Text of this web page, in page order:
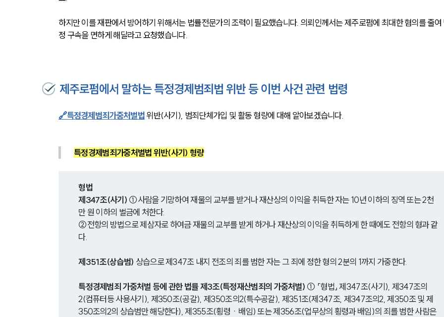
하지만 이를 재판에서 방어하기 위해서는 법률전문가의 조력이 필요했습니다. 의뢰인께서는 제주로펌에 최대한 혐의를 줄여
정 구속을 면하게 해달라고 요청했습니다.
제주로펌에서 말하는 특정경제범죄법 위반 등 이번 사건 관련 법령
🔗특정경제범죄가중처벌법 위반(사기), 범죄단체가입 및 활동 형량에 대해 알아보겠습니다.
특정경제범죄가중처벌법 위반(사기) 형량
형법
제347조(사기) ①사람을 기망하여 재물의 교부를 받거나 재산상의 이익을 취득한 자는 10년 이하의 징역 또는 2천
만 원 이하의 벌금에 처한다.
②전항의 방법으로 제삼자로 하여금 재물의 교부를 받게 하거나 재산상의 이익을 취득하게 한 때에도 전항의 형과 같
다.
제351조(상습범) 상습으로 제347조 내지 전조의 죄를 범한 자는 그 죄에 정한 형의 2분의 1까지 가중한다.
특정경제범죄 가중처벌 등에 관한 법률 제3조(특정재산범죄의 가중처벌) ① 「형법」 제347조(사기), 제347조의
2(컴퓨터등 사용사기), 제350조(공갈), 제350조의2(특수공갈), 제351조(제347조, 제347조의2, 제350조 및 제
350조의2의 상습범만 해당한다), 제355조(횡령ㆍ배임) 또는 제356조(업무상의 횡령과 배임)의 죄를 범한 사람은